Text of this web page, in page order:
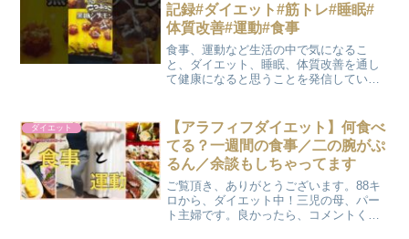
記録#ダイエット#筋トレ#睡眠#
体質改善#運動#食事
食事、運動など生活の中で気になるこ
と、ダイエット、睡眠、体質改善を通し
て健康になると思うことを発信していま
ダイエット
【アラフィフダイエット】何食べ
てる？一週間の食事／二の腕がぷ
るん／余談もしちゃってます
ご覧頂き、ありがとうございます。88キ
ロから、ダイエット中！三児の母、パー
ト主婦です。良かったら、コメントくだ